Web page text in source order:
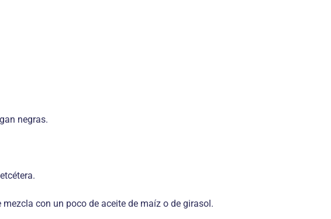
negras.
con un poco de aceite de maíz o de girasol.